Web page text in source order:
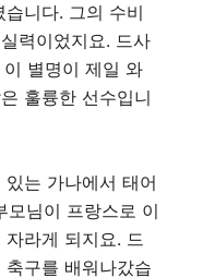
니다. 그의 수비
력이었지요. 드사
별명이 제일 와
훌륭한 선수입니
는 가나에서 태어
모님이 프랑스로 이
라게 되지요. 드
구를 배워나갔습